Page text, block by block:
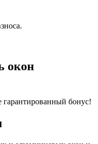
окон
гарантированный бонус!